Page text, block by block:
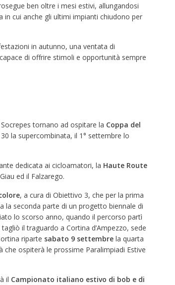
ben oltre i mesi estivi, allungandosi
cui anche gli ultimi impianti chiudono per
in autunno, una ventata di
di offrire stimoli e opportunità sempre
tornano ad ospitare la Coppa del
la supercombinata, il 1° settembre lo
dedicata ai cicloamatori, la Haute Route
ed il Falzarego.
, a cura di Obiettivo 3, che per la prima
la seconda parte di un progetto biennale di
lo scorso anno, quando il percorso partì
il traguardo a Cortina d’Ampezzo, sede
riparte sabato 9 settembrela quarta
ospiterà le prossime Paralimpiadi Estive
il Campionato italiano estivo di bob e di